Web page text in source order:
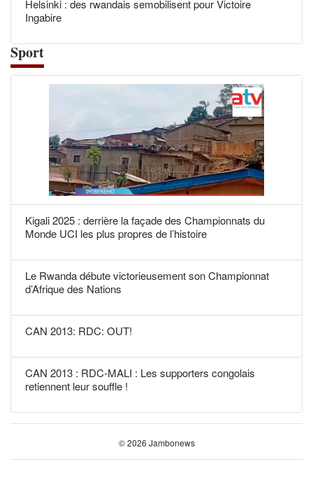
Helsinki : des rwandais semobilisent pour Victoire
Ingabire
Sport
Kigali 2025 : derrière la façade des Championnats du
Monde UCI les plus propres de l’histoire
Le Rwanda débute victorieusement son Championnat
d’Afrique des Nations
CAN 2013: RDC: OUT!
CAN 2013 : RDC-MALI : Les supporters congolais
retiennent leur souffle !
© 2026 Jambonews